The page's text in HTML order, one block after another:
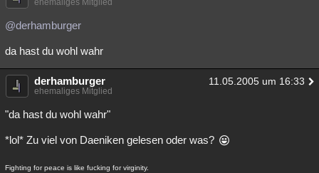
ehemaliges Mitglied
@derhamburger
da hast du wohl wahr
derhamburger 11.05.2005 um 16:33
ehemaliges Mitglied
"da hast du wohl wahr"
*lol* Zu viel von Daeniken gelesen oder was?
Fighting for peace is like fucking for virginity.